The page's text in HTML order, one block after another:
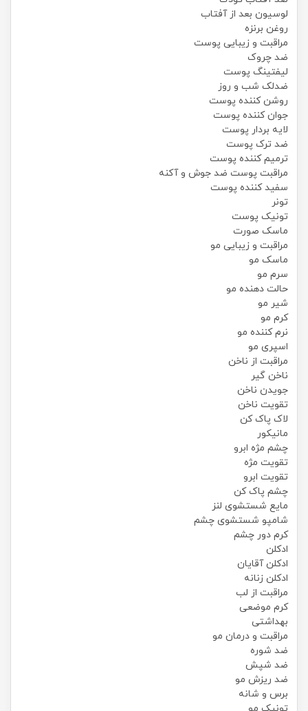
لوسیون بعد از آفتاب
روغن برنزه
مراقبت و زیبایی پوست
ضد چروک
لیفتینگ پوست
ضدلک شب و روز
روشن کننده پوست
جوان کننده پوست
لایه بردار پوست
ضد ترک پوست
ترمیم کننده پوست
مراقبت پوست ضد جوش و آکنه
سفید کننده پوست
تونر
تونیک پوست
ماسک صورت
مراقبت و زیبایی مو
ماسک مو
سرم مو
حالت دهنده مو
شیر مو
کرم مو
نرم کننده مو
اسپری مو
مراقبت از ناخن
ناخن گیر
جویدن ناخن
تقویت ناخن
لاک پاک کن
مانیکور
چشم مژه ابرو
تقویت مژه
تقویت ابرو
چشم پاک کن
مایع شستشوی لنز
شامپو شستشوی چشم
کرم دور چشم
ادکلن
ادکلن آقایان
ادکلن زنانه
مراقبت از لب
کرم موضعی
بهداشتی
مراقبت و درمان مو
ضد شوره
ضد شپش
ضد ریزش مو
برس و شانه